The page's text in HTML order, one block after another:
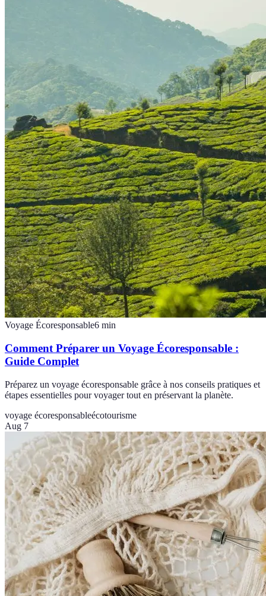
Voyage Écoresponsable6 min
Comment Préparer un Voyage Écoresponsable :
Guide Complet
Préparez un voyage écoresponsable grâce à nos conseils pratiques et
étapes essentielles pour voyager tout en préservant la planète.
voyage écoresponsableécotourisme
Aug 7